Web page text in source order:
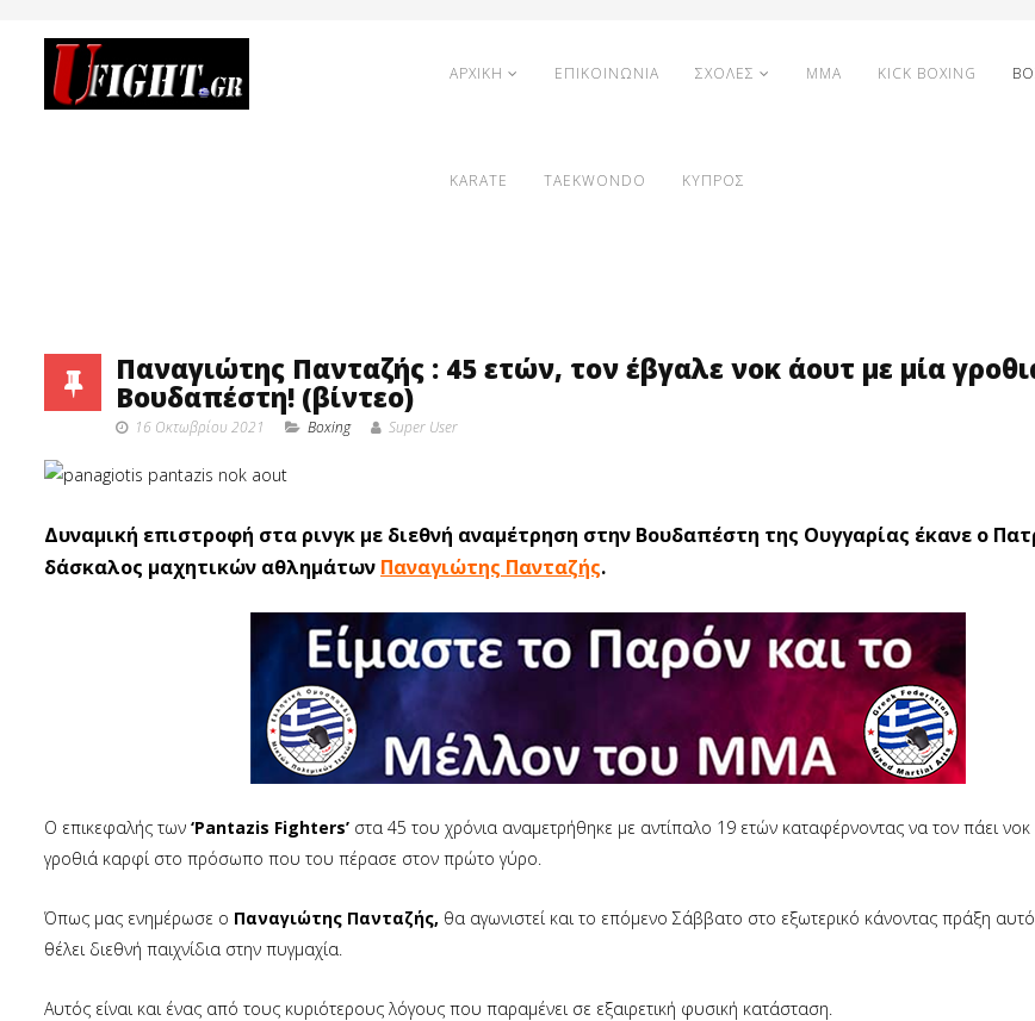
ΑΡΧΙΚΗ ΕΠΙΚΟΙΝΩΝΙΑ ΣΧΟΛΕΣ MMA KICK BOXING
KARATE TAEKWONDO ΚΥΠΡΟΣ
Παναγιώτης Πανταζής : 45 ετών, τον έβγαλε νοκ άουτ με μία
Βουδαπέστη! (βίντεο)
16 Οκτωβρίου 2021 Boxing Super User
Δυναμική επιστροφή στα ρινγκ με διεθνή αναμέτρηση στην Βουδαπέστη της Ουγγαρίας έκανε ο
δάσκαλος μαχητικών αθλημάτων Παναγιώτης Πανταζής.
Ο επικεφαλής των ‘Pantazis Fighters’ στα 45 του χρόνια αναμετρήθηκε με αντίπαλο 19 ετών καταφέρνοντας να τον πάει νοκ
γροθιά καρφί στο πρόσωπο που του πέρασε στον πρώτο γύρο.
Όπως μας ενημέρωσε ο Παναγιώτης Πανταζής, θα αγωνιστεί και το επόμενο Σάββατο στο εξωτερικό κάνοντας πράξη
θέλει διεθνή παιχνίδια στην πυγμαχία.
Αυτός είναι και ένας από τους κυριότερους λόγους που παραμένει σε εξαιρετική φυσική κατάσταση.